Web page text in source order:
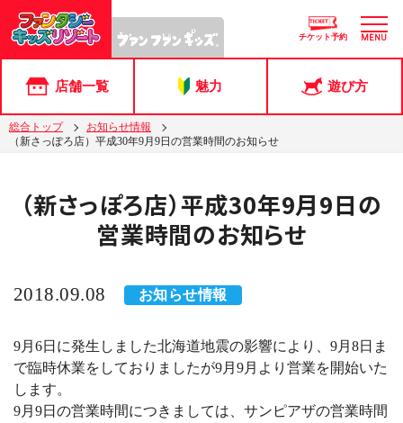
チケット予約 MENU
店舗一覧 魅力 遊び方
総合トップ
お知らせ情報
（新さっぽろ店）平成30年9月9日の営業時間のお知らせ
（新さっぽろ店）平成30年9月9日の
営業時間のお知らせ
2018.09.08 お知らせ情報
9月6日に発生しました北海道地震の影響により、9月8日ま
で臨時休業をしておりましたが9月9月より営業を開始いた
します。
9月9日の営業時間につきましては、サンピアザの営業時間